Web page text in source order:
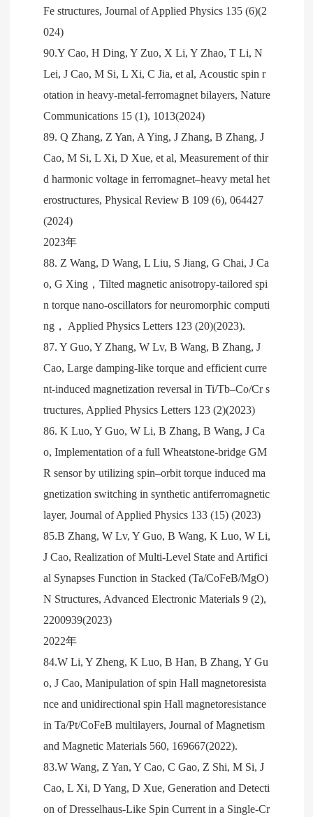
Fe structures, Journal of Applied Physics 135 (6)(2
024)
90.Y Cao, H Ding, Y Zuo, X Li, Y Zhao, T Li, N
Lei, J Cao, M Si, L Xi, C Jia, et al, Acoustic spin r
otation in heavy-metal-ferromagnet bilayers, Nature
Communications 15 (1), 1013(2024)
89. Q Zhang, Z Yan, A Ying, J Zhang, B Zhang, J
Cao, M Si, L Xi, D Xue, et al, Measurement of thir
d harmonic voltage in ferromagnet–heavy metal het
erostructures, Physical Review B 109 (6), 064427
(2024)
2023年
88. Z Wang, D Wang, L Liu, S Jiang, G Chai, J Ca
o, G Xing，Tilted magnetic anisotropy-tailored spi
n torque nano-oscillators for neuromorphic computi
ng， Applied Physics Letters 123 (20)(2023).
87. Y Guo, Y Zhang, W Lv, B Wang, B Zhang, J
Cao, Large damping-like torque and efficient curre
nt-induced magnetization reversal in Ti/Tb–Co/Cr s
tructures, Applied Physics Letters 123 (2)(2023)
86. K Luo, Y Guo, W Li, B Zhang, B Wang, J Ca
o, Implementation of a full Wheatstone-bridge GM
R sensor by utilizing spin–orbit torque induced ma
gnetization switching in synthetic antiferromagnetic
layer, Journal of Applied Physics 133 (15) (2023)
85.B Zhang, W Lv, Y Guo, B Wang, K Luo, W Li,
J Cao, Realization of Multi‐Level State and Artifici
al Synapses Function in Stacked (Ta/CoFeB/MgO)
N Structures, Advanced Electronic Materials 9 (2),
2200939(2023)
2022年
84.W Li, Y Zheng, K Luo, B Han, B Zhang, Y Gu
o, J Cao, Manipulation of spin Hall magnetoresista
nce and unidirectional spin Hall magnetoresistance
in Ta/Pt/CoFeB multilayers, Journal of Magnetism
and Magnetic Materials 560, 169667(2022).
83.W Wang, Z Yan, Y Cao, C Gao, Z Shi, M Si, J
Cao, L Xi, D Yang, D Xue, Generation and Detecti
on of Dresselhaus‐Like Spin Current in a Single‐Cr